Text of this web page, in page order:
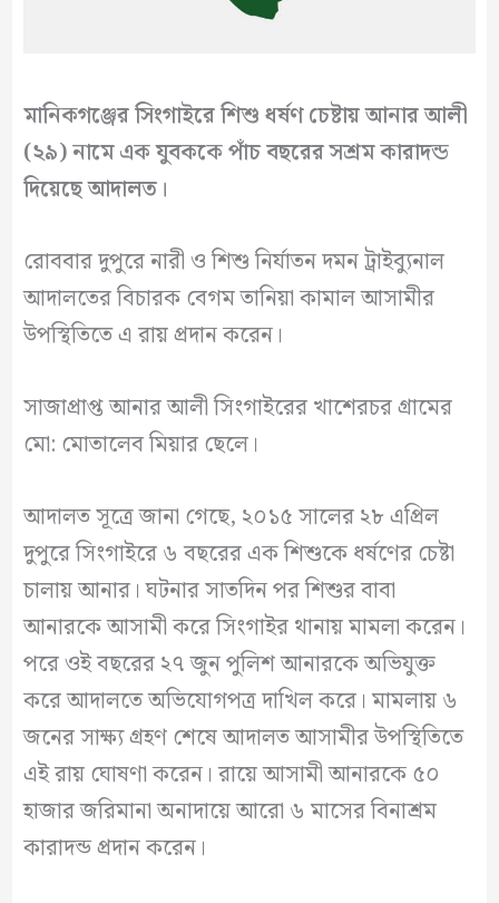
মানিকগঞ্জের সিংগাইরে শিশু ধর্ষণ চেষ্টায় আনার আলী
(২৯) নামে এক যুবককে পাঁচ বছরের সশ্রম কারাদন্ড
দিয়েছে আদালত।
রোববার দুপুরে নারী ও শিশু নির্যাতন দমন ট্রাইব্যুনাল
আদালতের বিচারক বেগম তানিয়া কামাল আসামীর
উপস্থিতিতে এ রায় প্রদান করেন।
সাজাপ্রাপ্ত আনার আলী সিংগাইরের খাশেরচর গ্রামের
মো: মোতালেব মিয়ার ছেলে।
আদালত সূত্রে জানা গেছে, ২০১৫ সালের ২৮ এপ্রিল
দুপুরে সিংগাইরে ৬ বছরের এক শিশুকে ধর্ষণের চেষ্টা
চালায় আনার। ঘটনার সাতদিন পর শিশুর বাবা
আনারকে আসামী করে সিংগাইর থানায় মামলা করেন।
পরে ওই বছরের ২৭ জুন পুলিশ আনারকে অভিযুক্ত
করে আদালতে অভিযোগপত্র দাখিল করে। মামলায় ৬
জনের সাক্ষ্য গ্রহণ শেষে আদালত আসামীর উপস্থিতিতে
এই রায় ঘোষণা করেন। রায়ে আসামী আনারকে ৫০
হাজার জরিমানা অনাদায়ে আরো ৬ মাসের বিনাশ্রম
কারাদন্ড প্রদান করেন।